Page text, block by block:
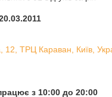
12, ТРЦ Караван, Київ,
з 10:00 до 20:00